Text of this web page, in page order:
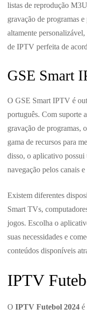
listas de reprodução
gravação de programas
altamente
de IPTV perfeita de
GSE Smart
O GSE Smart IPTV é
português. Com suporte
gravação de programas,
gama de recursos para
disso, o aplicativo
navegação pelos canais
Existem diferentes
Smart TVs,
jogos. Escolha o
suas necessidades e
conteúdos disponíveis
IPTV
O IPTV Futebol 2024 é